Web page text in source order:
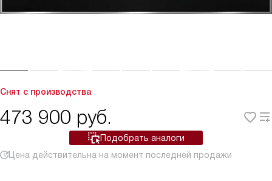
Снят с производства
473 900 руб.
Подобрать аналоги
Цена действительна на момент последней продажи